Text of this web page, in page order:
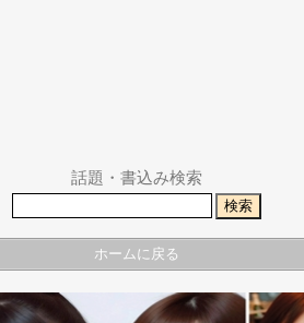
話題・書込み検索
ホームに戻る